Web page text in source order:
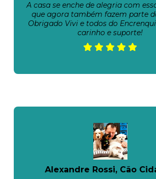
A casa se enche de alegria com
que agora também fazem parte
Obrigado Vivi e todos do
carinho e suporte!
Alexandre Rossi, Cão